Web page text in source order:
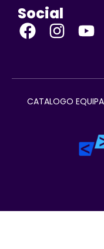
Social
CATALOGO